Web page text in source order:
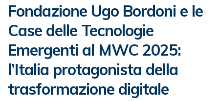
Fondazione Ugo Bordoni e le
Case delle Tecnologie
Emergenti al MWC 2025:
l’Italia protagonista della
trasformazione digitale